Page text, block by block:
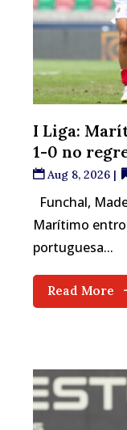
I Liga:
1-0 no
Aug 8, 2026 |
Funchal,
Marítimo
portuguesa...
Read More